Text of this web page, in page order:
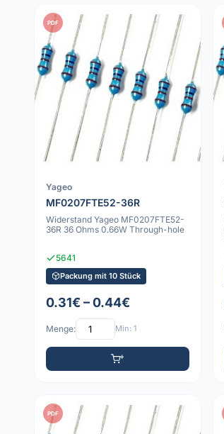
PDF
Yageo
MF0207FTE52-36R
Widerstand Yageo MF0207FTE52-
36R 36 Ohms 0.66W Through-hole
5641
Packung mit 10 Stück
0.31€ – 0.44€
Menge: Min: 1
PDF